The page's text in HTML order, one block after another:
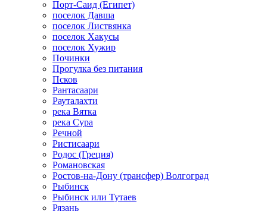
Порт-Саид (Египет)
поселок Давша
поселок Листвянка
поселок Хакусы
поселок Хужир
Починки
Прогулка без питания
Псков
Рантасаари
Рауталахти
река Вятка
река Сура
Речной
Ристисаари
Родос (Греция)
Романовская
Ростов-на-Дону (трансфер) Волгоград
Рыбинск
Рыбинск или Тутаев
Рязань